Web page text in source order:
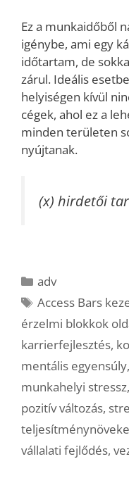
Ez a munkaidőből
igénybe, ami egy
időtartam, de
zárul. Ideális
helyiségen kívül
cégek, ahol ez a
minden területen
nyújtanak.
(x) hirdetői
Kategória
adv
Címkék
Access Bars
érzelmi blokkok
karrierfejlesztés,
mentális egyensúly,
munkahelyi stressz,
pozitív változás,
vállalati fejlődés,